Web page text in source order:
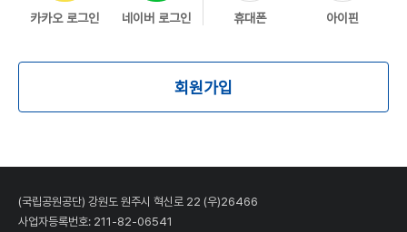
카카오 로그인 네이버 로그인 휴대폰 아이핀
회원가입
(국립공원공단) 강원도 원주시 혁신로 22 (우)26466
사업자등록번호: 211-82-06541